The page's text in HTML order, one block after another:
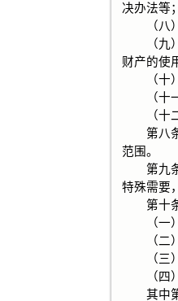
决办法等；
（八）
（九）
财产的使
（十）
（十一
（十二
第八条
范围。
第九条
特殊需要
第十条
（一）
（二）
（三）
（四）
其中第